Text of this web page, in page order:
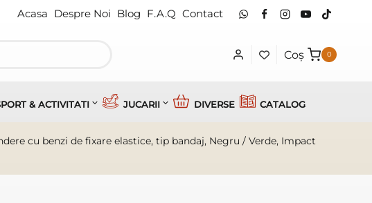
Acasa Despre Noi Blog F.A.Q Contact
Coș 0
& ACTIVITATI JUCARII DIVERSE CATALOG
cu benzi de fixare elastice, tip bandaj, Negru / Verde, Impact